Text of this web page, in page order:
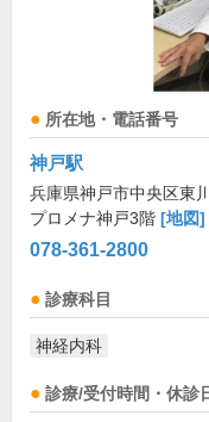
所在地・電話番号
神戸駅
兵庫県神戸市中央区東
プロメナ神戸3階 [地図]
078-361-2800
診療科目
神経内科
診療/受付時間・休診